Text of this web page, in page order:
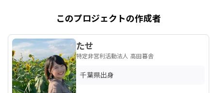
このプロジェクトの作成者
たせ
特定非営利活動法人 高田暮舎
千葉県出身